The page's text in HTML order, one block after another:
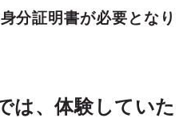
分証明書が必要となり
は、体験していた